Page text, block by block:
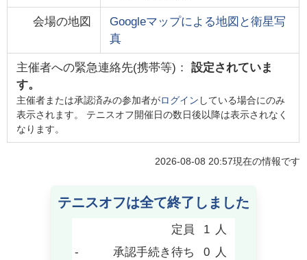
会場の地図
Googleマップによる地図と衛星写
真
主催者への緊急連絡先(携帯等)： 設定されていま
す。
主催者または承認済みの参加者がログイン している場合にのみ
表示されます。 テニスオフ開催日の数日後以降は表示されなく
なります。
2026-08-08 20:57現在の情報です
テニスオフは全て終了しました
定員 1 人
-
承認手続き待ち 0 人